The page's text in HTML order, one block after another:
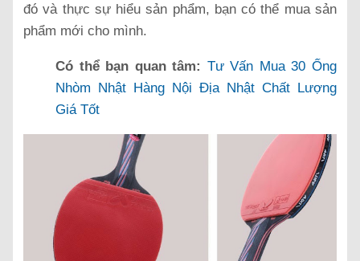
đó và thực sự hiểu sản phẩm, bạn có thể mua sản
phẩm mới cho mình.
Có thể bạn quan tâm: Tư Vấn Mua 30 Ống
Nhòm Nhật Hàng Nội Địa Nhật Chất Lượng
Giá Tốt